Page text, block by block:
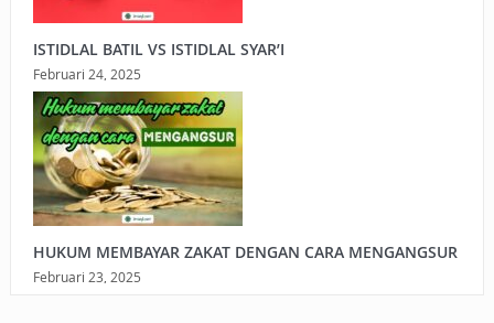
ISTIDLAL BATIL VS ISTIDLAL SYAR’I
Februari 24, 2025
HUKUM MEMBAYAR ZAKAT DENGAN CARA MENGANGSUR
Februari 23, 2025